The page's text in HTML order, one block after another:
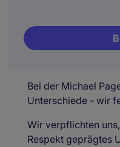
Bei der Michael
Unterschiede - wir
Wir verpflichten
Respekt geprägtes